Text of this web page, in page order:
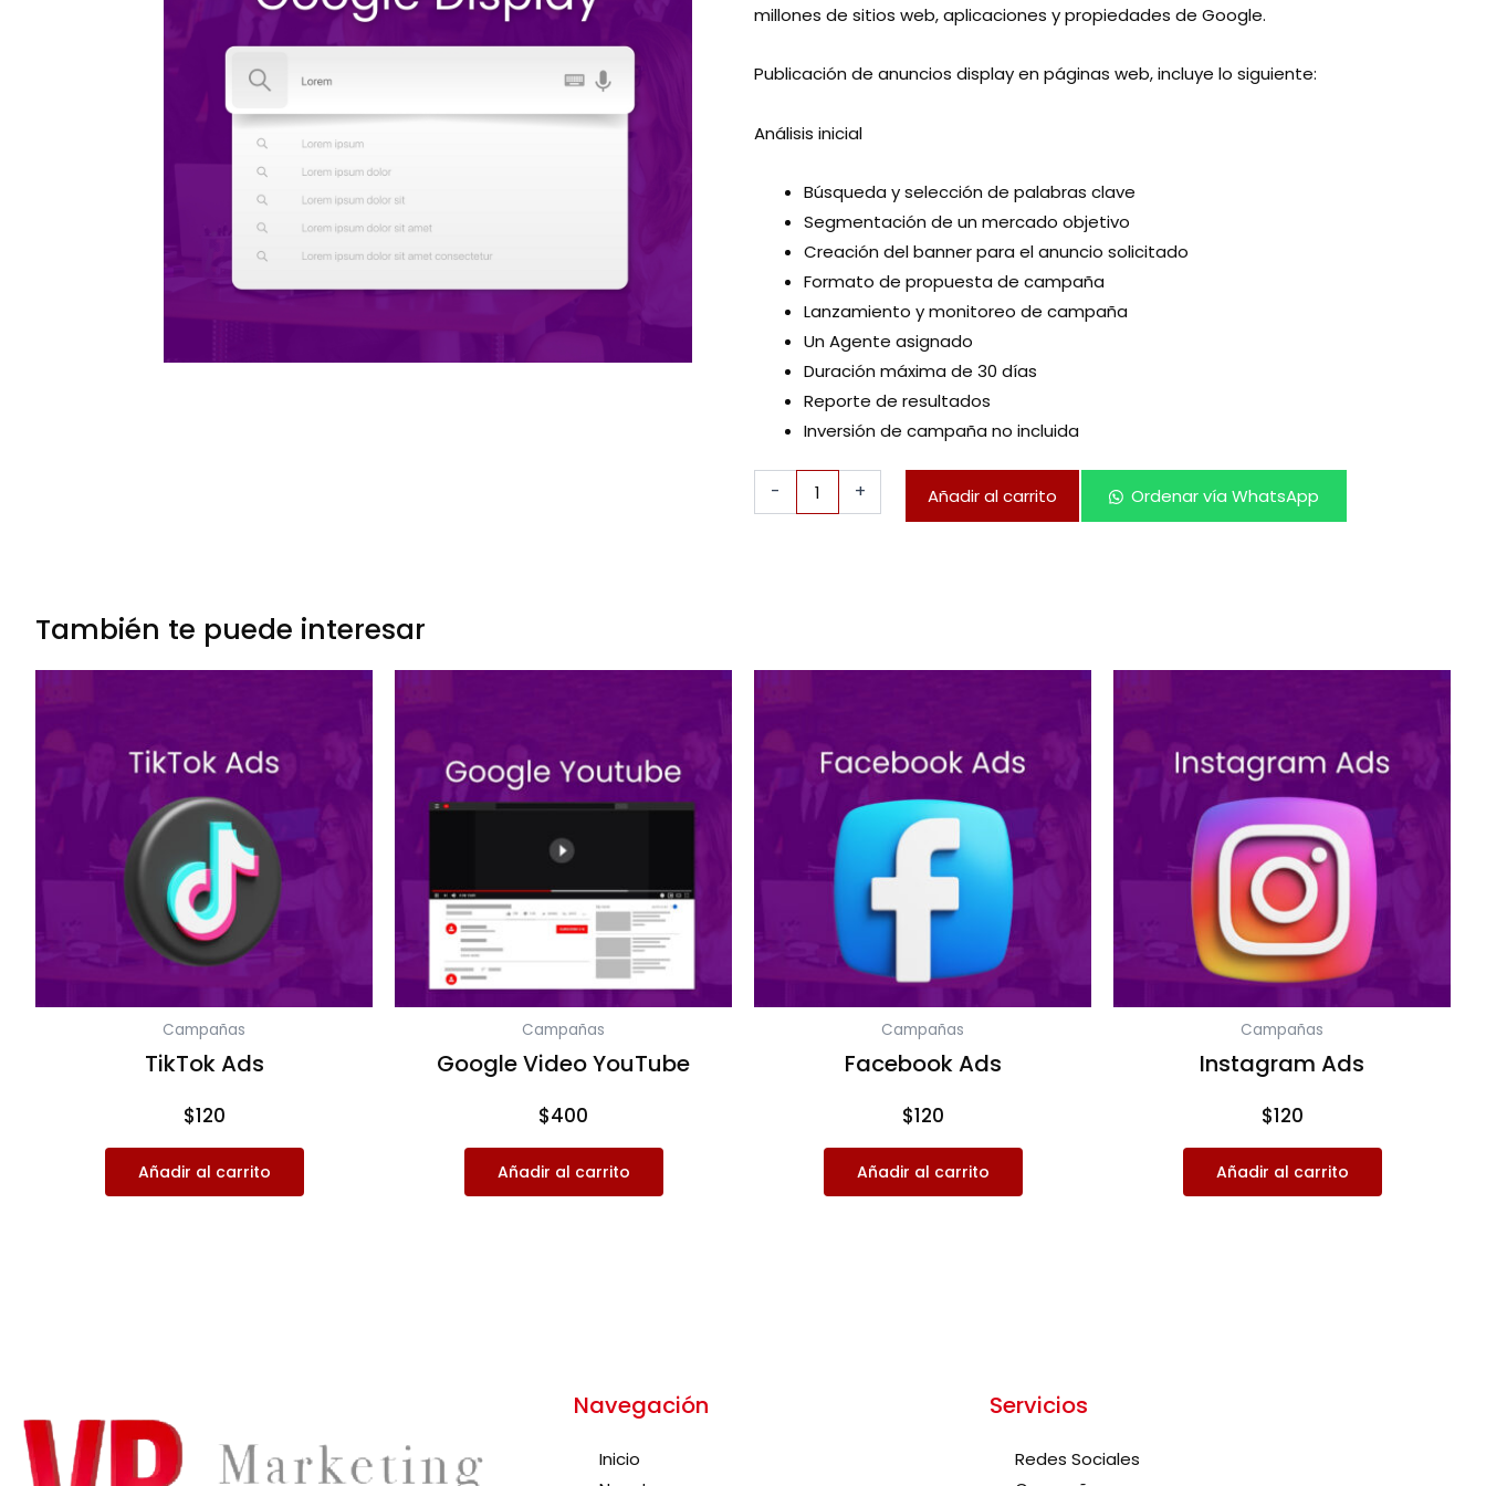
millones de sitios web, aplicaciones y propiedades de Google.
Publicación de anuncios display en páginas web, incluye lo siguiente:
Análisis inicial
Búsqueda y selección de palabras clave
Segmentación de un mercado objetivo
Creación del banner para el anuncio solicitado
Formato de propuesta de campaña
Lanzamiento y monitoreo de campaña
Un Agente asignado
Duración máxima de 30 días
Reporte de resultados
Inversión de campaña no incluida
- + Añadir al carrito Ordenar vía WhatsApp
También te puede interesar
Campañas
TikTok Ads
$120
Añadir al carrito
Campañas
Google Video YouTube
$400
Añadir al carrito
Campañas
Facebook Ads
$120
Añadir al carrito
Campañas
Instagram Ads
$120
Añadir al carrito
Navegación
Inicio
Servicios
Redes Sociales